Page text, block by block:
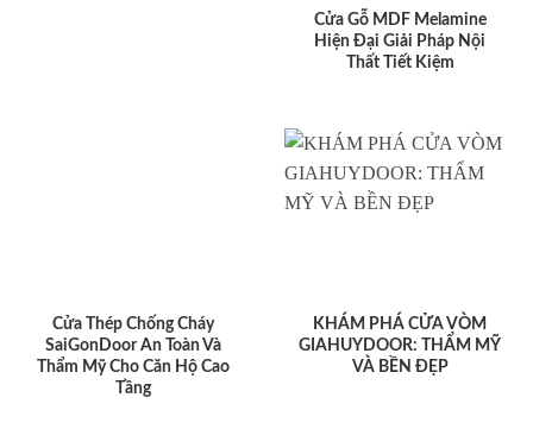
Cửa Gỗ MDF Melamine
Hiện Đại Giải Pháp Nội
Thất Tiết Kiệm
Cửa Thép Chống Cháy
SaiGonDoor An Toàn Và
Thẩm Mỹ Cho Căn Hộ Cao
Tầng
KHÁM PHÁ CỬA VÒM
GIAHUYDOOR: THẨM MỸ
VÀ BỀN ĐẸP